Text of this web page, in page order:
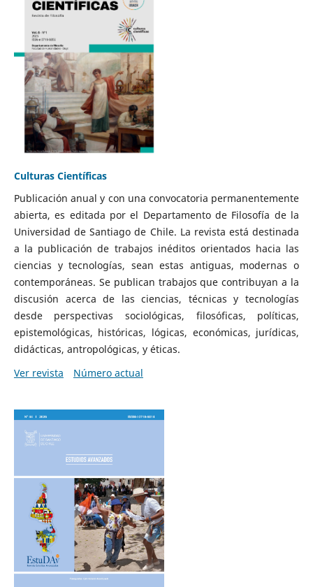
Culturas Científicas
Publicación anual y con una convocatoria permanentemente
abierta, es editada por el Departamento de Filosofía de la
Universidad de Santiago de Chile. La revista está destinada
a la publicación de trabajos inéditos orientados hacia las
ciencias y tecnologías, sean estas antiguas, modernas o
contemporáneas. Se publican trabajos que contribuyan a la
discusión acerca de las ciencias, técnicas y tecnologías
desde perspectivas sociológicas, filosóficas, políticas,
epistemológicas, históricas, lógicas, económicas, jurídicas,
didácticas, antropológicas, y éticas.
Ver revista
Número actual